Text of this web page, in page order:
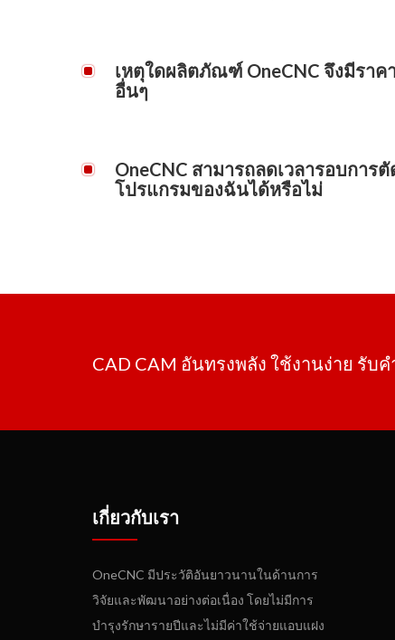
เหตุใดผลิตภัณฑ์ OneCNC จึงมีราค
อื่นๆ
ปัญหาความเข้ากันได้หรือการสนับสนุนจากผลิตภั
OneCNC สามารถลดเวลารอบการ
โปรแกรมของฉันได้หรือไม่
CAD CAM อันทรงพลัง ใช้งานง่าย รั
เกี่ยวกับเรา
OneCNC มีประวัติอันยาวนานในด้านการ
วิจัยและพัฒนาอย่างต่อเนื่อง โดยไม่มีการ
บำรุงรักษารายปีและไม่มีค่าใช้จ่ายแอบแฝง